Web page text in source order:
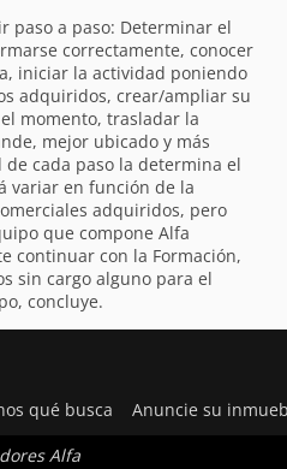
paso a paso: Determinar el
correctamente, conocer
iniciar la actividad poniendo
adquiridos, crear/ampliar su
momento, trasladar la
mejor ubicado y más
cada paso la determina el
variar en función de la
adquiridos, pero
que compone Alfa
continuar con la Formación,
sin cargo alguno para el
concluye.
qué busca Anuncie su
Alfa